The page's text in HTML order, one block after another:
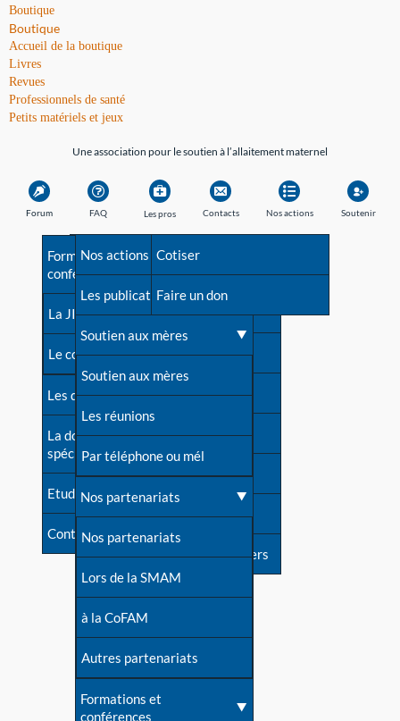
Boutique
Boutique
Accueil de la boutique
Livres
Revues
Professionnels de santé
Petits matériels et jeux
Une association pour le soutien à l’allaitement maternel
Forum FAQ
Avant la naissance
Les débuts
Une difficulté d'allaitement ?
Cas particuliers
Mythes et vérités
Devenir animatrice ?
Une question sur le site
Les pros
Formations et
conférences
La JIA
Le congrès
Les dossiers de l'allaitement
La documentation
spécialisée
Etudes récentes
Contact
Contacts
Besoin d'aide?
Répertoire de tous les
contacts
Contact presse
Dossier de presse
Soutenir LLL
Livre d'or
Forum
S'inscrire à nos newsletters
Nos actions
Nos actions
Les publications
Soutien aux mères
Soutien aux mères
Les réunions
Par téléphone ou mél
Nos partenariats
Nos partenariats
Lors de la SMAM
à la CoFAM
Autres partenariats
Formations et
conférences
Soutenir
Cotiser
Faire un don